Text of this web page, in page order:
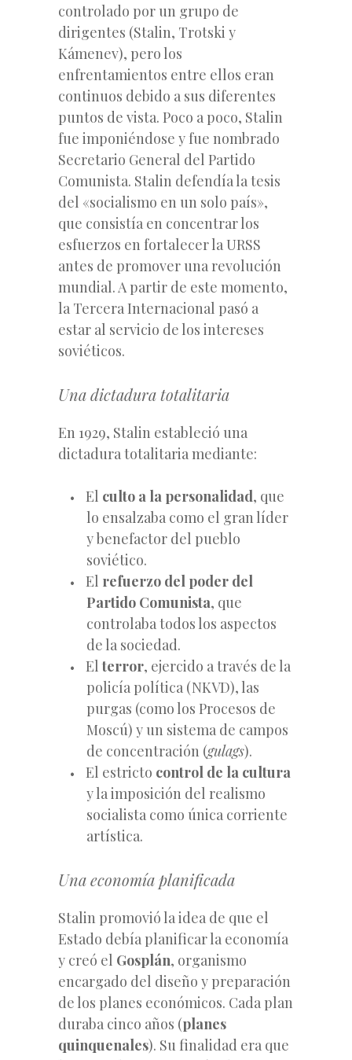
controlado por un grupo de
dirigentes (Stalin, Trotski y
Kámenev), pero los
enfrentamientos entre ellos eran
continuos debido a sus diferentes
puntos de vista. Poco a poco, Stalin
fue imponiéndose y fue nombrado
Secretario General del Partido
Comunista. Stalin defendía la tesis
del «socialismo en un solo país»,
que consistía en concentrar los
esfuerzos en fortalecer la URSS
antes de promover una revolución
mundial. A partir de este momento,
la Tercera Internacional pasó a
estar al servicio de los intereses
soviéticos.
Una dictadura totalitaria
En 1929, Stalin estableció una
dictadura totalitaria mediante:
El culto a la personalidad, que
lo ensalzaba como el gran líder
y benefactor del pueblo
soviético.
El refuerzo del poder del
Partido Comunista, que
controlaba todos los aspectos
de la sociedad.
Elterror, ejercido a través de la
policía política (NKVD), las
purgas (como los Procesos de
Moscú) y un sistema de campos
de concentración (gulags).
El estricto control de la cultura
y la imposición del realismo
socialista como única corriente
artística.
Una economía planificada
Stalin promovió la idea de que el
Estado debía planificar la economía
y creó el Gosplán, organismo
encargado del diseño y preparación
de los planes económicos. Cada plan
duraba cinco años (planes
quinquenales). Su finalidad era que